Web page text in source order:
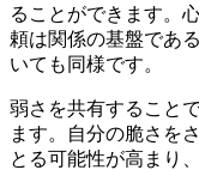
ることができます。
頼は関係の基盤であ
いても同様です。
弱さを共有すること
ます。自分の脆さを
とる可能性が高まり